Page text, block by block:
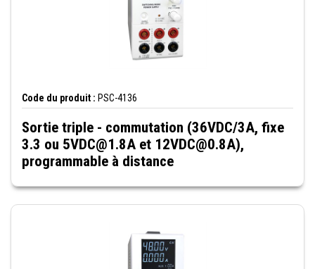
Code du produit : PSC-4136
Sortie triple - commutation (36VDC/3A, fixe
3.3 ou 5VDC@1.8A et 12VDC@0.8A),
programmable à distance